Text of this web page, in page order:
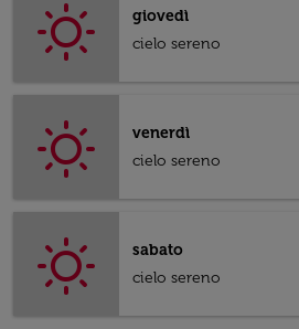
giovedì
cielo sereno
venerdì
cielo sereno
sabato
cielo sereno